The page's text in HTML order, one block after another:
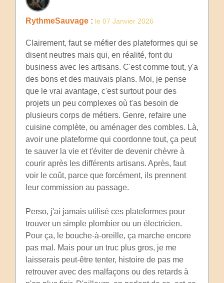
RythmeSauvage : le 07 Janvier 2026
Clairement, faut se méfier des plateformes qui se
disent neutres mais qui, en réalité, font du
business avec les artisans. C'est comme tout, y'a
des bons et des mauvais plans. Moi, je pense
que le vrai avantage, c'est surtout pour des
projets un peu complexes où t'as besoin de
plusieurs corps de métiers. Genre, refaire une
cuisine complète, ou aménager des combles. Là,
avoir une plateforme qui coordonne tout, ça peut
te sauver la vie et t'éviter de devenir chèvre à
courir après les différents artisans. Après, faut
voir le coût, parce que forcément, ils prennent
leur commission au passage.
Perso, j'ai jamais utilisé ces plateformes pour
trouver un simple plombier ou un électricien.
Pour ça, le bouche-à-oreille, ça marche encore
pas mal. Mais pour un truc plus gros, je me
laisserais peut-être tenter, histoire de pas me
retrouver avec des malfaçons ou des retards à